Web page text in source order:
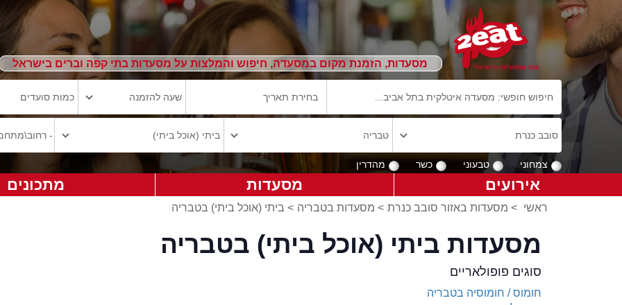
מסעדות, הזמנת מקום במסעדה, חיפוש והמלצות על מסעדות בתי קפה וברים בישראל
צמחוני טבעוני כשר מהדרין
אירועים מסעדות מתכונים
ראשי > מסעדות באזור סובב כנרת > מסעדות בטבריה > ביתי (אוכל ביתי) בטבריה
מסעדות ביתי (אוכל ביתי) בטבריה
סוגים פופולאריים
חומוס / חומוסיה בטבריה